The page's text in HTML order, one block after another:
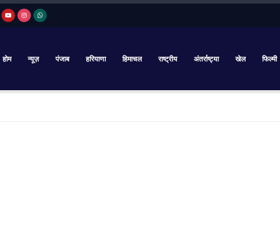
होम न्यूज़ पंजाब हरियाणा हिमाचल राष्ट्रीय अंतर्राष्ट्या खेल फिल्मी